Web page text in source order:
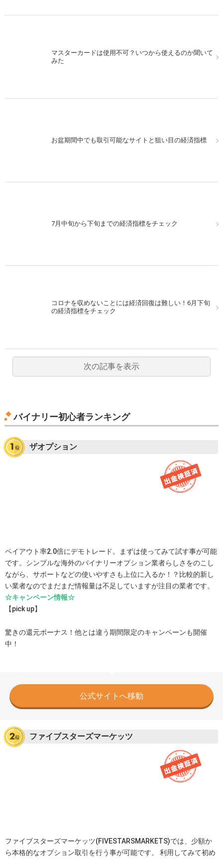
マスターカードは使用不可？いつから使えるのか聞いて
みた
お盆期間中でも取引可能なサイトと狙い目の経済指標
7月中旬から下旬までの経済指標をチェック
コロナを収めないことには経済回復は難しい！6月下旬
の経済指標をチェック
次の記事を表示
バイナリー初心者ランキング
ザオプション
ペイアウト率2.0倍にデモトレード。まずは使ってみて試す事が可能
です。シンプルな海外のバイナリーオプション業者らしさをのこし
ながら、サポートなどの使いやすさも上位に入るか！？比較的新し
い業者なのでまだまだ情報量は不足していますが注目の業者です。
☆キャンペーン情報☆
【pick up】
驚きの還元ボーナス！他とは違う期間限定のキャンペーンも開催
中！
公式サイトへ移動
ファイブスターズマーケッツ
ファイブスターズマーケッツ(FIVESTARSMARKETS)では、少額か
ら本格的なオプション取引を行う事が可能です。 利用してみて初め